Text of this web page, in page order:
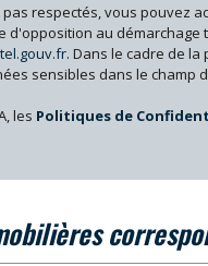
respectés, vous pouvez
d'opposition au
. Dans le cadre de
sensibles dans le champ
les Politiques de